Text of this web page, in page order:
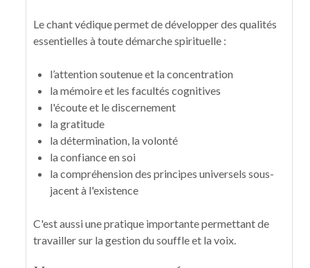
Le chant védique permet de développer des qualités
essentielles à toute démarche spirituelle :
l’attention soutenue et la concentration
la mémoire et les facultés cognitives
l'écoute et le discernement
la gratitude
la détermination, la volonté
la confiance en soi
la compréhension des principes universels sous-
jacent à l'existence
C'est aussi une pratique importante permettant de
travailler sur la gestion du souffle et la voix.